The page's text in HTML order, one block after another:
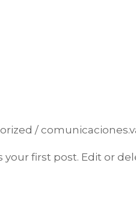
/
your first post. Edit or